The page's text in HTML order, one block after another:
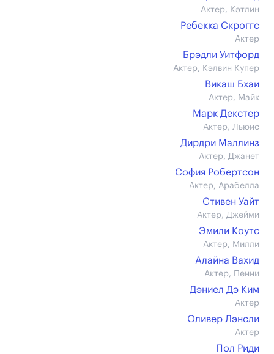
Актер, Кэтлин
Ребекка Скроггс
Актер
Брэдли Уитфорд
Актер, Кэлвин Купер
Викаш Бхаи
Актер, Майк
Марк Декстер
Актер, Льюис
Дирдри Маллинз
Актер, Джанет
София Робертсон
Актер, Арабелла
Стивен Уайт
Актер, Джейми
Эмили Коутс
Актер, Милли
Алайна Вахид
Актер, Пенни
Дэниел Дэ Ким
Актер
Оливер Лэнсли
Актер
Пол Риди